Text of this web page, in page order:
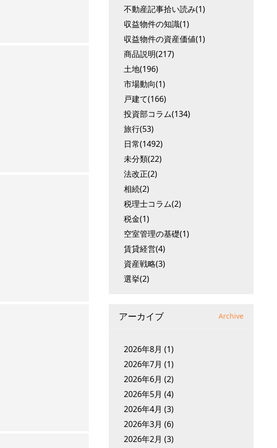
不動産記事拾い読み(1)
収益物件の知識(1)
収益物件の資産価値(1)
商品説明(217)
土地(196)
市場動向(1)
戸建て(166)
投資部コラム(134)
旅行(53)
日常(1492)
未分類(22)
法改正(2)
相続(2)
税理士コラム(2)
税金(1)
空室管理の基礎(1)
賃貸経営(4)
資産戦略(3)
選挙(2)
アーカイブ Archive
2026年8月 (1)
2026年7月 (1)
2026年6月 (2)
2026年5月 (4)
2026年4月 (3)
2026年3月 (6)
2026年2月 (3)